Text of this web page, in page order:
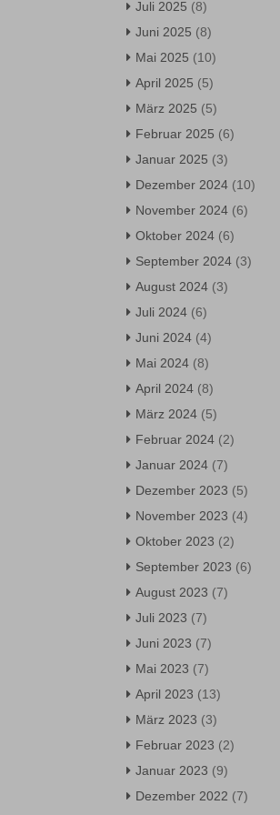
Juli 2025 (8)
Juni 2025 (8)
Mai 2025 (10)
April 2025 (5)
März 2025 (5)
Februar 2025 (6)
Januar 2025 (3)
Dezember 2024(10)
November 2024(6)
Oktober 2024(6)
September 2024(3)
August 2024(3)
Juli 2024(6)
Juni 2024(4)
Mai 2024(8)
April 2024(8)
März 2024(5)
Februar 2024(2)
Januar 2024(7)
Dezember 2023 (5)
November 2023 (4)
Oktober 2023 (2)
September 2023 (6)
August 2023 (7)
Juli 2023 (7)
Juni 2023 (7)
Mai 2023 (7)
April 2023 (13)
März 2023 (3)
Februar 2023 (2)
Januar 2023 (9)
Dezember 2022 (7)